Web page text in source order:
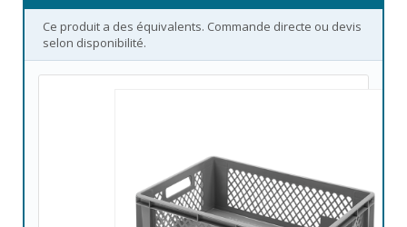
Ce produit a des équivalents. Commande directe ou devis
selon disponibilité.